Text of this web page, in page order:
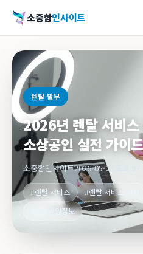
소중함인사이트
렌탈-할부
2026년 렌탈 서비
소상공인 실전 가이드
소중함인사이트2026-05-27
#렌탈 서비스 #렌탈 서비스 시장
#소상공인정보